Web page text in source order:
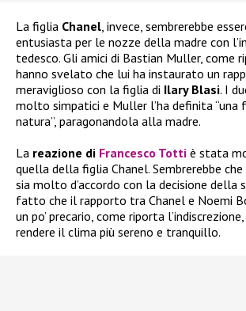
La figlia Chanel , invece, sembrerebbe
entusiasta per le nozze della madre con
tedesco. Gli amici di Bastian Muller, come
hanno svelato che lui ha instaurato un
meraviglioso con la figlia di Ilary Blasi. I
molto simpatici e Muller l’ha definita “una
natura”, paragonandola alla madre.
La reazione di Francesco Totti è stata
quella della figlia Chanel. Sembrerebbe
sia molto d’accordo con la decisione della
fatto che il rapporto tra Chanel e Noemi
un po’ precario, come riporta
rendere il clima più sereno e tranquillo.